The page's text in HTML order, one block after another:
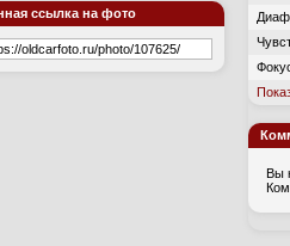
ссылка на фото
Вы